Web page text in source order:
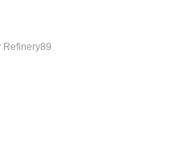
Refinery89